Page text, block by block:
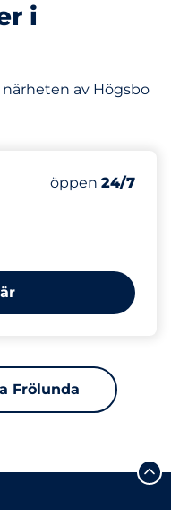
i
av Högsbo
Antal
Totalt antal
öppen 24/7
Frölunda